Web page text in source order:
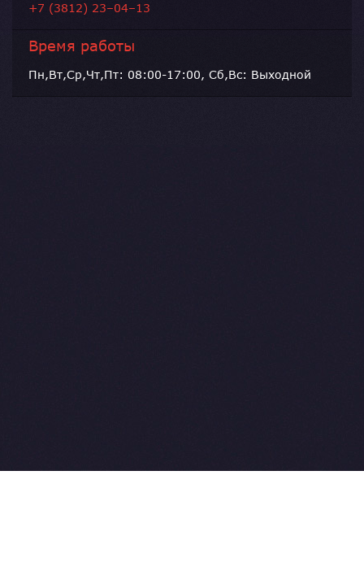
+7 (3812) 23–04–13
Время работы
Пн,Вт,Ср,Чт,Пт: 08:00-17:00, Сб,Вс: Выходной